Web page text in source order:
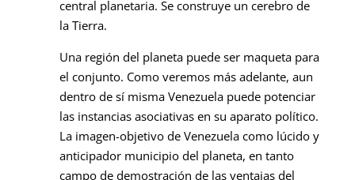
central planetaria. Se construye un cerebro de
la Tierra.
Una región del planeta puede ser maqueta para
el conjunto. Como veremos más adelante, aun
dentro de sí misma Venezuela puede potenciar
las instancias asociativas en su aparato político.
La imagen-objetivo de Venezuela como lúcido y
anticipador municipio del planeta, en tanto
campo de demostración de las ventajas del